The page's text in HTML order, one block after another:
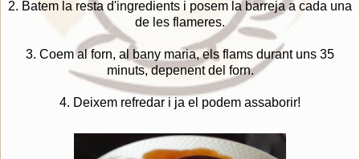
2. Batem la resta d'ingredients i posem la barreja a cada una
de les flameres.
3. Coem al forn, al bany maria, els flams durant uns 35
minuts, depenent del forn.
4. Deixem refredar i ja el podem assaborir!